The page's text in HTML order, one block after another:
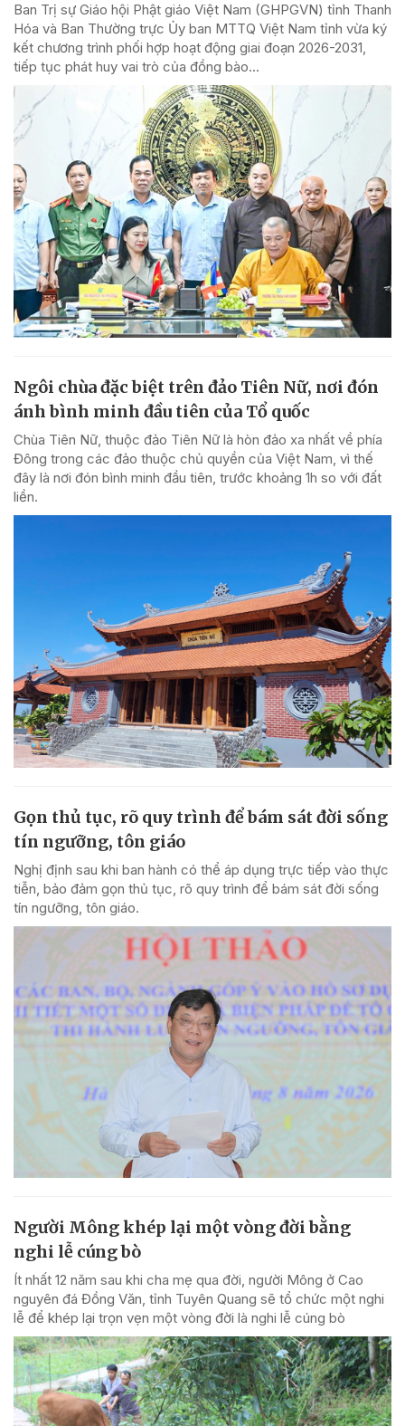
Ban Trị sự Giáo hội Phật giáo Việt Nam (GHPGVN) tỉnh Thanh
Hóa và Ban Thường trực Ủy ban MTTQ Việt Nam tỉnh vừa ký
kết chương trình phối hợp hoạt động giai đoạn 2026-2031,
tiếp tục phát huy vai trò của đồng bào...
Ngôi chùa đặc biệt trên đảo Tiên Nữ, nơi đón
ánh bình minh đầu tiên của Tổ quốc
Chùa Tiên Nữ, thuộc đảo Tiên Nữ là hòn đảo xa nhất về phía
Đông trong các đảo thuộc chủ quyền của Việt Nam, vì thế
đây là nơi đón bình minh đầu tiên, trước khoảng 1h so với đất
liền.
Gọn thủ tục, rõ quy trình để bám sát đời sống
tín ngưỡng, tôn giáo
Nghị định sau khi ban hành có thể áp dụng trực tiếp vào thực
tiễn, bảo đảm gọn thủ tục, rõ quy trình để bám sát đời sống
tín ngưỡng, tôn giáo.
Người Mông khép lại một vòng đời bằng
nghi lễ cúng bò
Ít nhất 12 năm sau khi cha mẹ qua đời, người Mông ở Cao
nguyên đá Đồng Văn, tỉnh Tuyên Quang sẽ tổ chức một nghi
lễ để khép lại trọn vẹn một vòng đời là nghi lễ cúng bò